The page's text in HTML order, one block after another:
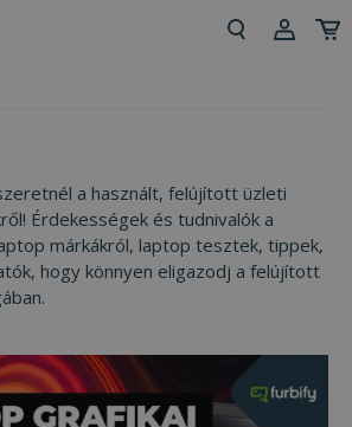
a használt, felújított üzleti
Érdekességek és tudnivalók a
márkákról, laptop tesztek, tippek,
hogy könnyen eligazodj a felújított